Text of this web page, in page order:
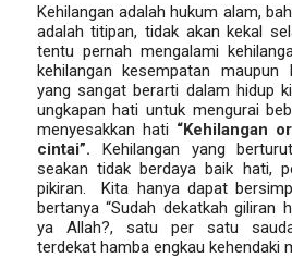
Kehilangan adalah hukum alam,
adalah titipan, tidak akan kekal
tentu pernah mengalami
kehilangan kesempatan maupun
yang sangat berarti dalam hidup
ungkapan hati untuk mengurai
menyesakkan hati “Kehilangan
cintai”. Kehilangan yang
seakan tidak berdaya baik hati,
pikiran. Kita hanya dapat
bertanya “Sudah dekatkah giliran
ya Allah?, satu per satu
terdekat hamba engkau kehendaki